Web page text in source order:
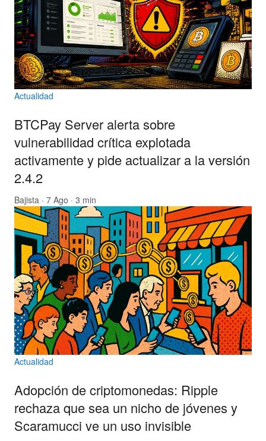
Actualidad
BTCPay Server alerta sobre
vulnerabilidad crítica explotada
activamente y pide actualizar a la versión
2.4.2
Bajista · 7 Ago · 3 min
Actualidad
Adopción de criptomonedas: Ripple
rechaza que sea un nicho de jóvenes y
Scaramucci ve un uso invisible